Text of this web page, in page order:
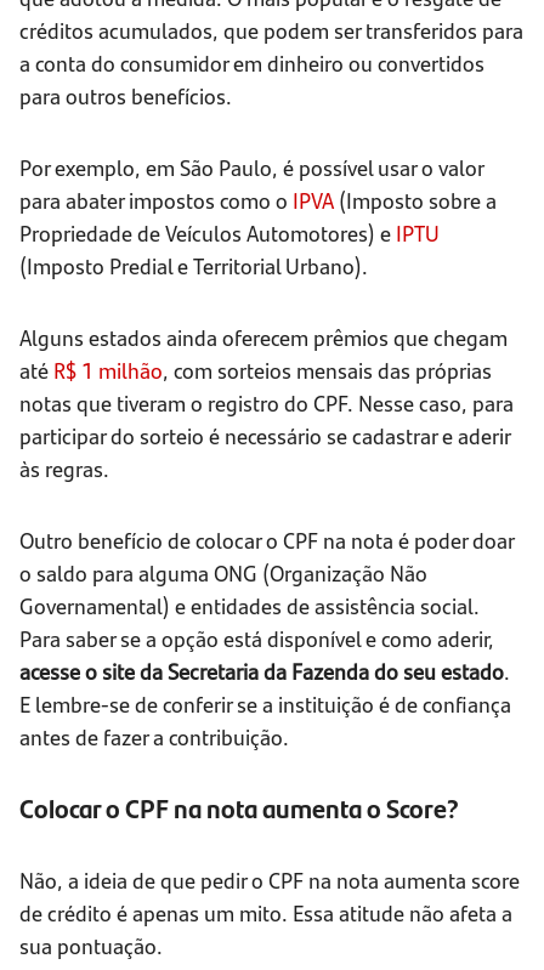
créditos acumulados, que podem ser transferidos para
a conta do consumidor em dinheiro ou convertidos
para outros benefícios.
Por exemplo, em São Paulo, é possível usar o valor
para abater impostos como o IPVA (Imposto sobre a
Propriedade de Veículos Automotores) e IPTU
(Imposto Predial e Territorial Urbano).
Alguns estados ainda oferecem prêmios que chegam
até R$ 1 milhão, com sorteios mensais das próprias
notas que tiveram o registro do CPF. Nesse caso, para
participar do sorteio é necessário se cadastrar e aderir
às regras.
Outro benefício de colocar o CPF na nota é poder doar
o saldo para alguma ONG (Organização Não
Governamental) e entidades de assistência social.
Para saber se a opção está disponível e como aderir,
acesse o site da Secretaria da Fazenda do seu estado.
E lembre-se de conferir se a instituição é de confiança
antes de fazer a contribuição.
Colocar o CPF na nota aumenta o Score?
Não, a ideia de que pedir o CPF na nota aumenta score
de crédito é apenas um mito. Essa atitude não afeta a
sua pontuação.